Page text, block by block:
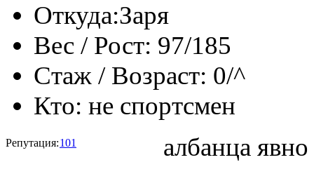
Откуда:Заря
Вес / Рост: 97/185
Стаж / Возраст: 0/^
Кто: не спортсмен
Репутация:101 албанца